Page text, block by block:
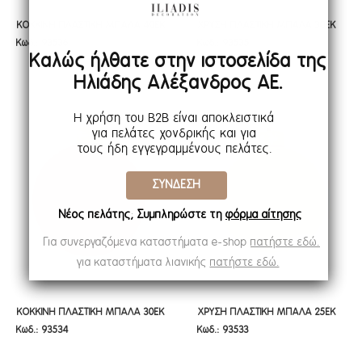
ΚΟΚΚΙΝΗ ΠΛΑΣΤΙΚΗ ΜΠΑΛΑ 40ΕΚ
ΚΟΚΚΙΝΗ ΠΛΑΣΤΙΚΗ ΜΠΑΛΑ 40ΕΚ
Κωδ.: 93536
ΧΡΥΣΗ ΠΛΑΣΤΙΚΗ ΜΠΑΛΑ 30ΕΚ
ΧΡΥΣΗ ΠΛΑΣΤΙΚΗ ΜΠΑΛΑ 30ΕΚ
ΚΟΚΚΙΝΗ ΠΛΑΣΤΙΚΗ ΜΠΑΛΑ 30ΕΚ
ΚΟΚΚΙΝΗ ΠΛΑΣΤΙΚΗ ΜΠΑΛΑ 30ΕΚ
Κωδ.: 93534
ΧΡΥΣΗ ΠΛΑΣΤΙΚΗ ΜΠΑΛΑ 25ΕΚ
ΧΡΥΣΗ ΠΛΑΣΤΙΚΗ ΜΠΑΛΑ 25ΕΚ
Κωδ.: 93533
ΣΥΝΔΕΣΗ
Καλώς ήλθατε στην ιστοσελίδα της
Ηλιάδης Αλέξανδρος ΑΕ.
Για συνεργαζόμενα καταστήματα e-shop πατήστε εδώ.
Η χρήση του B2B είναι αποκλειστικά
για πελάτες χονδρικής και για
τους ήδη εγγεγραμμένους πελάτες.
Νέος πελάτης; Συμπληρώστε τη φόρμα αίτησης
για καταστήματα λιανικής πατήστε εδώ.